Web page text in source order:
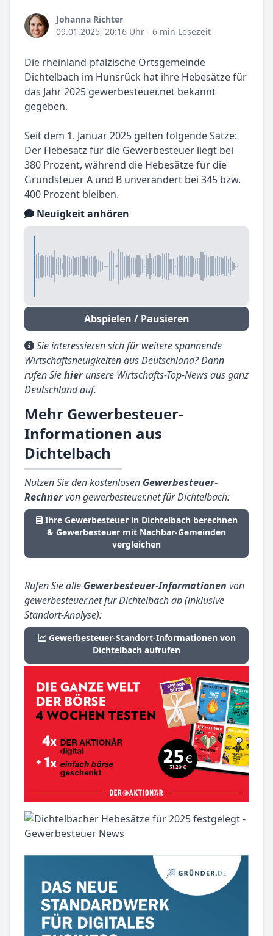
Johanna Richter
09.01.2025, 20:16 Uhr - 6 min Lesezeit
Die rheinland-pfälzische Ortsgemeinde
Dichtelbach im Hunsrück hat ihre Hebesätze für
das Jahr 2025 gewerbesteuer.net bekannt
gegeben.
Seit dem 1. Januar 2025 gelten folgende Sätze:
Der Hebesatz für die Gewerbesteuer liegt bei
380 Prozent, während die Hebesätze für die
Grundsteuer A und B unverändert bei 345 bzw.
400 Prozent bleiben.
Neuigkeit anhören
Abspielen / Pausieren
Sie interessieren sich für weitere spannende
Wirtschaftsneuigkeiten aus Deutschland? Dann
rufen Siehierunsere Wirtschafts-Top-News aus ganz
Deutschland auf.
Mehr Gewerbesteuer-
Informationen aus
Dichtelbach
Nutzen Sie den kostenlosen Gewerbesteuer-
Rechnervon gewerbesteuer.net für Dichtelbach:
Ihre Gewerbesteuer in Dichtelbach berechnen
& Gewerbesteuer mit Nachbar-Gemeinden
vergleichen
Rufen Sie alle Gewerbesteuer-Informationen von
gewerbesteuer.net für Dichtelbach ab (inklusive
Standort-Analyse):
Gewerbesteuer-Standort-Informationen von
Dichtelbach aufrufen